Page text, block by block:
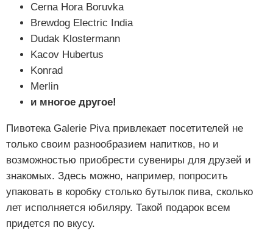
Cerna Hora Boruvka
Brewdog Electric India
Dudak Klostermann
Kacov Hubertus
Konrad
Merlin
и многое другое!
Пивотека Galerie Piva привлекает посетителей не
только своим разнообразием напитков, но и
возможностью приобрести сувениры для друзей и
знакомых. Здесь можно, например, попросить
упаковать в коробку столько бутылок пива, сколько
лет исполняется юбиляру. Такой подарок всем
придется по вкусу.